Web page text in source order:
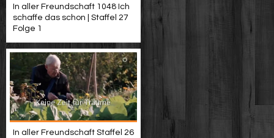
In aller Freundschaft 1048 Ich
schaffe das schon | Staffel 27
Folge 1
In aller Freundschaft Staffel 26